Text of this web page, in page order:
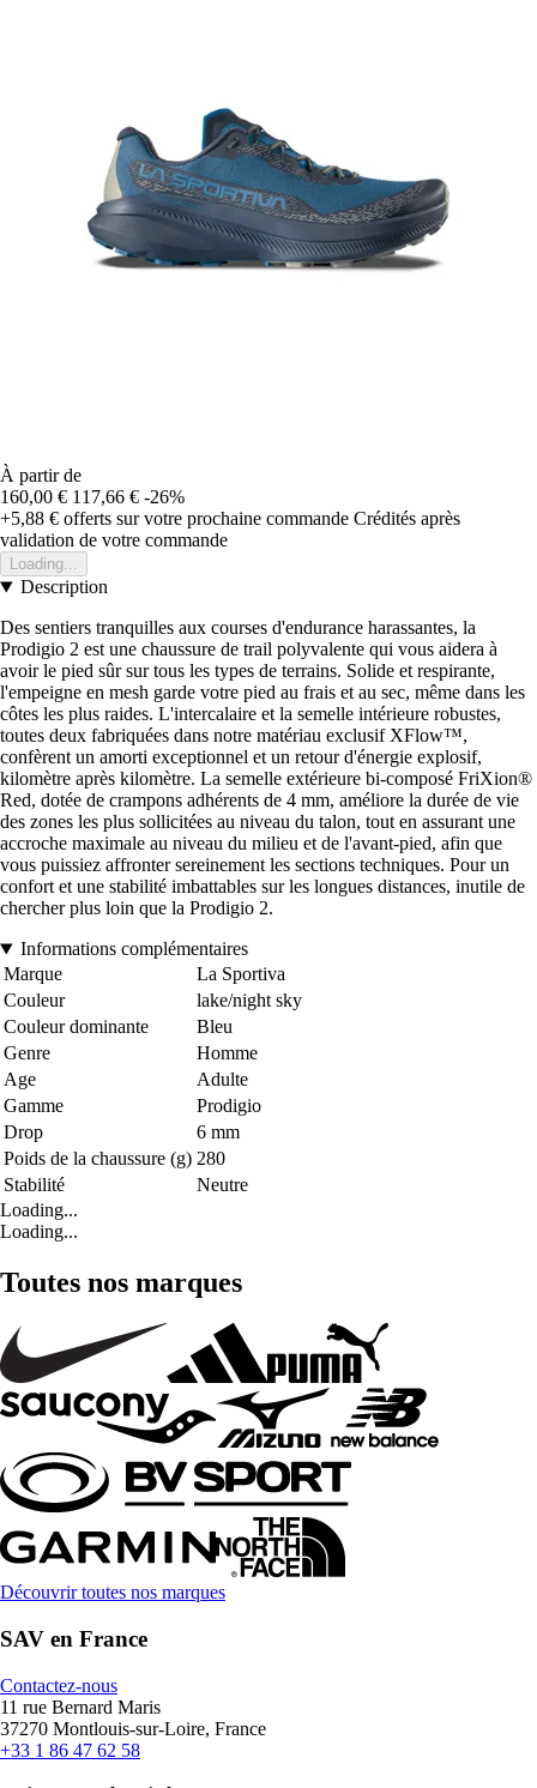
À partir de
160,00 € 117,66 € -26%
+5,88 € offerts sur votre prochaine commande Crédités après
validation de votre commande
Loading...
Description
Des sentiers tranquilles aux courses d'endurance harassantes, la
Prodigio 2 est une chaussure de trail polyvalente qui vous aidera à
avoir le pied sûr sur tous les types de terrains. Solide et respirante,
l'empeigne en mesh garde votre pied au frais et au sec, même dans les
côtes les plus raides. L'intercalaire et la semelle intérieure robustes,
toutes deux fabriquées dans notre matériau exclusif XFlow™,
confèrent un amorti exceptionnel et un retour d'énergie explosif,
kilomètre après kilomètre. La semelle extérieure bi-composé FriXion®
Red, dotée de crampons adhérents de 4 mm, améliore la durée de vie
des zones les plus sollicitées au niveau du talon, tout en assurant une
accroche maximale au niveau du milieu et de l'avant-pied, afin que
vous puissiez affronter sereinement les sections techniques. Pour un
confort et une stabilité imbattables sur les longues distances, inutile de
chercher plus loin que la Prodigio 2.
Informations complémentaires
Marque
La Sportiva
Couleur
lake/night sky
Couleur dominante
Bleu
Genre
Homme
Age
Adulte
Gamme
Prodigio
Drop
6 mm
Poids de la chaussure (g) 280
Stabilité
Neutre
Loading...
Loading...
Toutes nos marques
Découvrir toutes nos marques
SAV en France
Contactez-nous
11 rue Bernard Maris
37270 Montlouis-sur-Loire, France
+33 1 86 47 62 58